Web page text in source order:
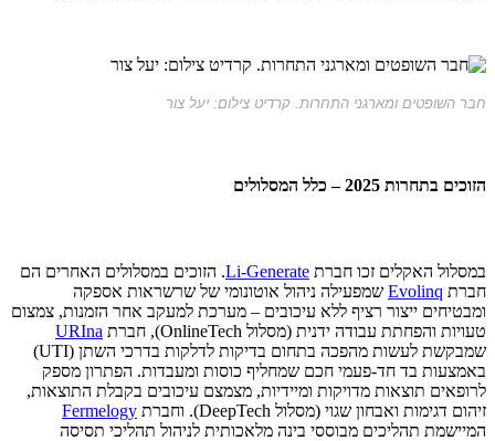
חבר השופטים ומארגני התחרות. קרדיט צילום: יעל צור
הזוכים בתחרות 2025 – כלל המסלולים
במסלול האקלים זכו חברת Li-Generate. הזוכים במסלולים האחרים הם
חברת Evolinq שמפעילה ניהול אוטונומי של שרשראות אספקה
ומבטיחים ייצור רציף ללא עיכובים – מערכת למעקב אחר הזמנות, צמצום
טעויות והפחתת עבודה ידנית (מסלול OnlineTech), חברת
URIna
שמבקשת לעשות מהפכה בתחום בדיקות לדלקות בדרכי השתן (UTI)
באמצעות בד חד-פעמי חכם שמחליף כוסות ומעבדות. הפתרון מספק
לרופאים תוצאות מדויקות ומיידיות, מצמצם עיכובים בקבלת התוצאות,
זיהום דגימות ואבחון שגוי (מסלול DeepTech). וחברת
Fermelogy
המיישמת תהליכים מבוססי בינה מלאכותית לניהול תהליכי תסיסה